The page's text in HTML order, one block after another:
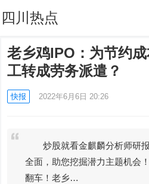
四川热点
老乡鸡IPO：为节约
工转成劳务派遣？
快报 2022年6月6日 20:26
炒股就看金麒麟分析师研报
全面，助您挖掘潜力主题机
翻车！老乡…